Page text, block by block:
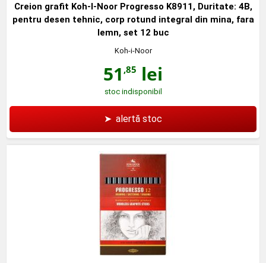
Creion grafit Koh-I-Noor Progresso K8911, Duritate: 4B,
pentru desen tehnic, corp rotund integral din mina, fara
lemn, set 12 buc
Koh-i-Noor
51 ,85 lei
stoc indisponibil
➤ alertă stoc